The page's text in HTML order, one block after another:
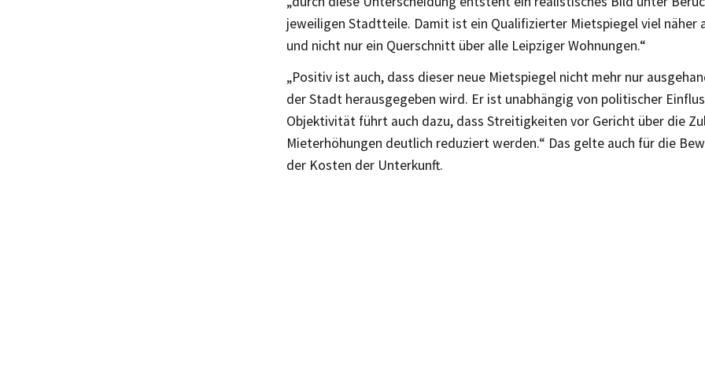
jeweiligen Stadtteile. Damit ist ein Qualifizierter Mietspiegel viel näher
und nicht nur ein Querschnitt über alle Leipziger Wohnungen.“
„Positiv ist auch, dass dieser neue Mietspiegel nicht mehr nur
der Stadt herausgegeben wird. Er ist unabhängig von politischer
Objektivität führt auch dazu, dass Streitigkeiten vor Gericht über die
Mieterhöhungen deutlich reduziert werden.“ Das gelte auch für die
der Kosten der Unterkunft.